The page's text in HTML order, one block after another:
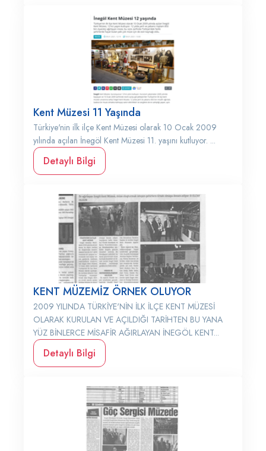
Kent Müzesi 11 Yaşında
Türkiye'nin ilk ilçe Kent Müzesi olarak 10 Ocak 2009
yılında açılan İnegöl Kent Müzesi 11. yaşını kutluyor. ...
Detaylı Bilgi
KENT MÜZEMİZ ÖRNEK OLUYOR
2009 YILINDA TÜRKİYE'NİN İLK İLÇE KENT MÜZESİ
OLARAK KURULAN VE AÇILDIĞI TARİHTEN BU YANA
YÜZ BİNLERCE MİSAFİR AĞIRLAYAN İNEGÖL KENT...
Detaylı Bilgi